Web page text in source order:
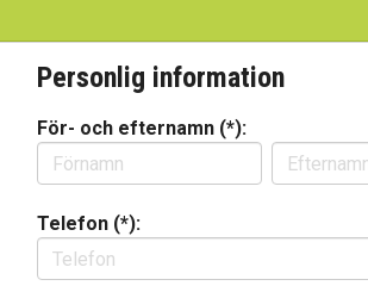
Personlig information
För- och efternamn (*):
Telefon (*):